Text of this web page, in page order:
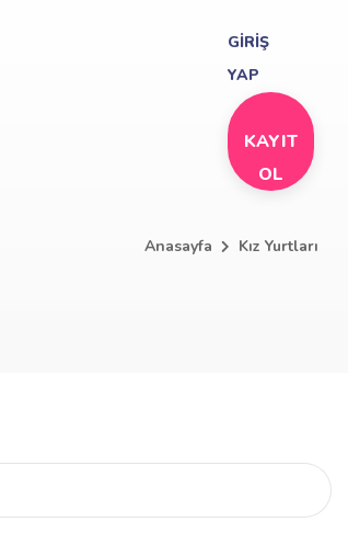
GİRİŞ
YAP
KAYIT
OL
Anasayfa Kız Yurtları